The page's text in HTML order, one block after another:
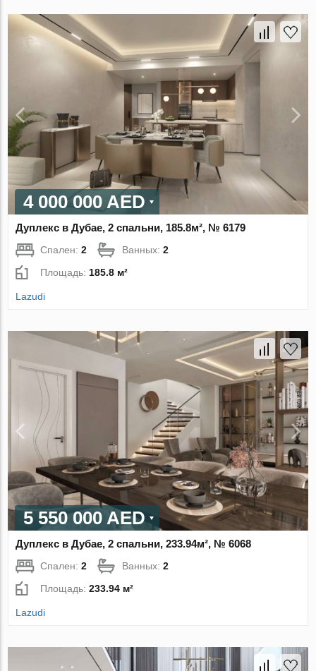
4 000 000 AED
Дуплекс в Дубае, 2 спальни, 185.8м², № 6179
Спален:2 Ванных:2
Площадь: 185.8 м²
Lazudi
5 550 000 AED
Дуплекс в Дубае, 2 спальни, 233.94м², № 6068
Спален:2 Ванных:2
Площадь:233.94 м²
Lazudi